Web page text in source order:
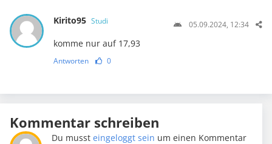
Kirito95 Studi 05.09.2024, 12:34
komme nur auf 17,93
Antworten 0
Kommentar schreiben
Du mussteingeloggt sein um einen Kommentar